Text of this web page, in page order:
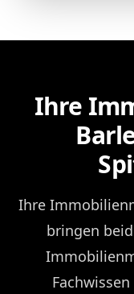
Ihre
Ihre
bringen